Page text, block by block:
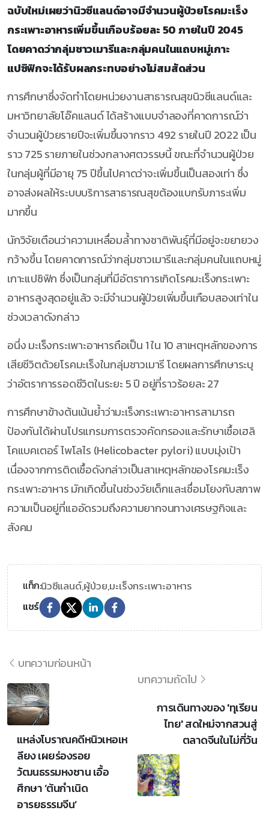
ฉบับใหม่เผยว่านิวซีแลนด์อาจมีจำนวนผู้ป่วยโรคมะเร็ง
กระเพาะอาหารเพิ่มขึ้นเกือบร้อยละ 50 ภายในปี 2045
โดยคาดว่ากลุ่มชาวเมารีและกลุ่มคนในแถบหมู่เกาะ
แปซิฟิกจะได้รับผลกระทบอย่างไม่สมสัดส่วน
การศึกษาซึ่งจัดทำโดยหน่วยงานสาธารณสุขนิวซีแลนด์และ
มหาวิทยาลัยโอ๊คแลนด์ ได้สร้างแบบจำลองที่คาดการณ์ว่า
จำนวนผู้ป่วยรายปีจะเพิ่มขึ้นจากราว 492 รายในปี 2022 เป็น
ราว 725 รายภายในช่วงกลางศตวรรษนี้ ขณะที่จำนวนผู้ป่วย
ในกลุ่มผู้ที่มีอายุ 75 ปีขึ้นไปคาดว่าจะเพิ่มขึ้นเป็นสองเท่า ซึ่ง
อาจส่งผลให้ระบบบริการสาธารณสุขต้องแบกรับภาระเพิ่ม
มากขึ้น
นักวิจัยเตือนว่าความเหลื่อมล้ำทางชาติพันธุ์ที่มีอยู่จะขยายวง
กว้างขึ้น โดยคาดการณ์ว่ากลุ่มชาวเมารีและกลุ่มคนในแถบหมู่
เกาะแปซิฟิก ซึ่งเป็นกลุ่มที่มีอัตราการเกิดโรคมะเร็งกระเพาะ
อาหารสูงสุดอยู่แล้ว จะมีจำนวนผู้ป่วยเพิ่มขึ้นเกือบสองเท่าใน
ช่วงเวลาดังกล่าว
อนึ่ง มะเร็งกระเพาะอาหารถือเป็น 1 ใน 10 สาเหตุหลักของการ
เสียชีวิตด้วยโรคมะเร็งในกลุ่มชาวเมารี โดยผลการศึกษาระบุ
ว่าอัตราการรอดชีวิตในระยะ 5 ปี อยู่ที่ราวร้อยละ 27
การศึกษาข้างต้นเน้นย้ำว่ามะเร็งกระเพาะอาหารสามารถ
ป้องกันได้ผ่านโปรแกรมการตรวจคัดกรองและรักษาเชื้อเฮลิ
โคแบคเตอร์ ไพโลไร (Helicobacter pylori) แบบมุ่งเป้า
เนื่องจากการติดเชื้อดังกล่าวเป็นสาเหตุหลักของโรคมะเร็ง
กระเพาะอาหาร มักเกิดขึ้นในช่วงวัยเด็กและเชื่อมโยงกับสภาพ
ความเป็นอยู่ที่แออัดรวมถึงความยากจนทางเศรษฐกิจและ
สังคม
แท็ก:นิวซีแลนด์,ผู้ป่วย,มะเร็งกระเพาะอาหาร
แชร์
บทความก่อนหน้า
แหล่งโบราณคดีหนิวเหอเห
ลียง เผยร่องรอย
วัฒนธรรมหงซาน เอื้อ
ศึกษา ‘ต้นกำเนิด
อารยธรรมจีน’
บทความถัดไป
การเดินทางของ 'ทุเรียน
ไทย' สดใหม่จากสวนสู่
ตลาดจีนในไม่กี่วัน